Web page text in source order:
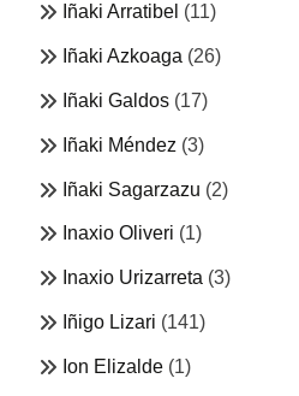
Iñaki Arratibel (11)
Iñaki Azkoaga (26)
Iñaki Galdos (17)
Iñaki Méndez (3)
Iñaki Sagarzazu (2)
Inaxio Oliveri (1)
Inaxio Urizarreta (3)
Iñigo Lizari (141)
Ion Elizalde (1)